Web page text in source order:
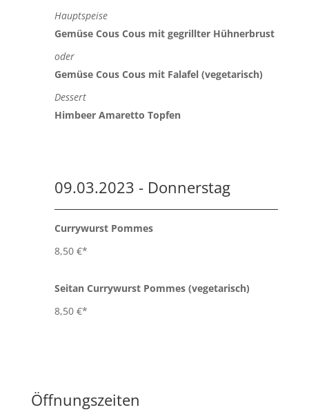
Hauptspeise
Gemüse Cous Cous mit gegrillter Hühnerbrust
oder
Gemüse Cous Cous mit Falafel (vegetarisch)
Dessert
Himbeer Amaretto Topfen
09.03.2023 - Donnerstag
Currywurst Pommes
8,50 €*
Seitan Currywurst Pommes (vegetarisch)
8,50 €*
Öffnungszeiten